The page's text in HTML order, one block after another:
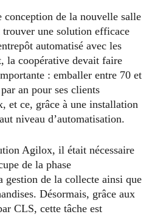
de la nouvelle salle
une solution efficace
automatisé avec les
la coopérative devait faire
: emballer entre 70 et
an pour ses clients
et ce, grâce à une installation
niveau d’automatisation.
Agilox, il était nécessaire
de la phase
gestion de la collecte ainsi que
Désormais, grâce aux
CLS, cette tâche est